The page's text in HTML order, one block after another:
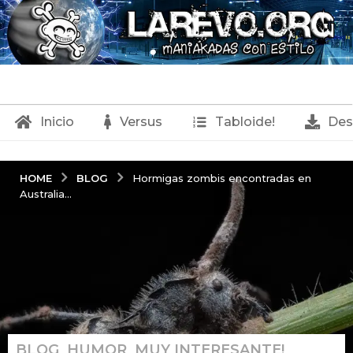
Inicio Versus Tabloide!
HOME BLOG
Hormigas zombis encontradas en
Australia...
, ,